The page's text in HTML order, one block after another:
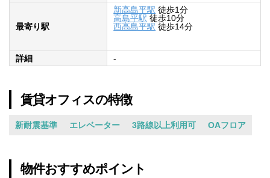
最寄り駅
新高島平駅 徒歩1分
高島平駅 徒歩10分
西高島平駅 徒歩14分
詳細 -
賃貸オフィスの特徴
新耐震基準 エレベーター 3路線以上利用可 OAフロア
物件おすすめポイント